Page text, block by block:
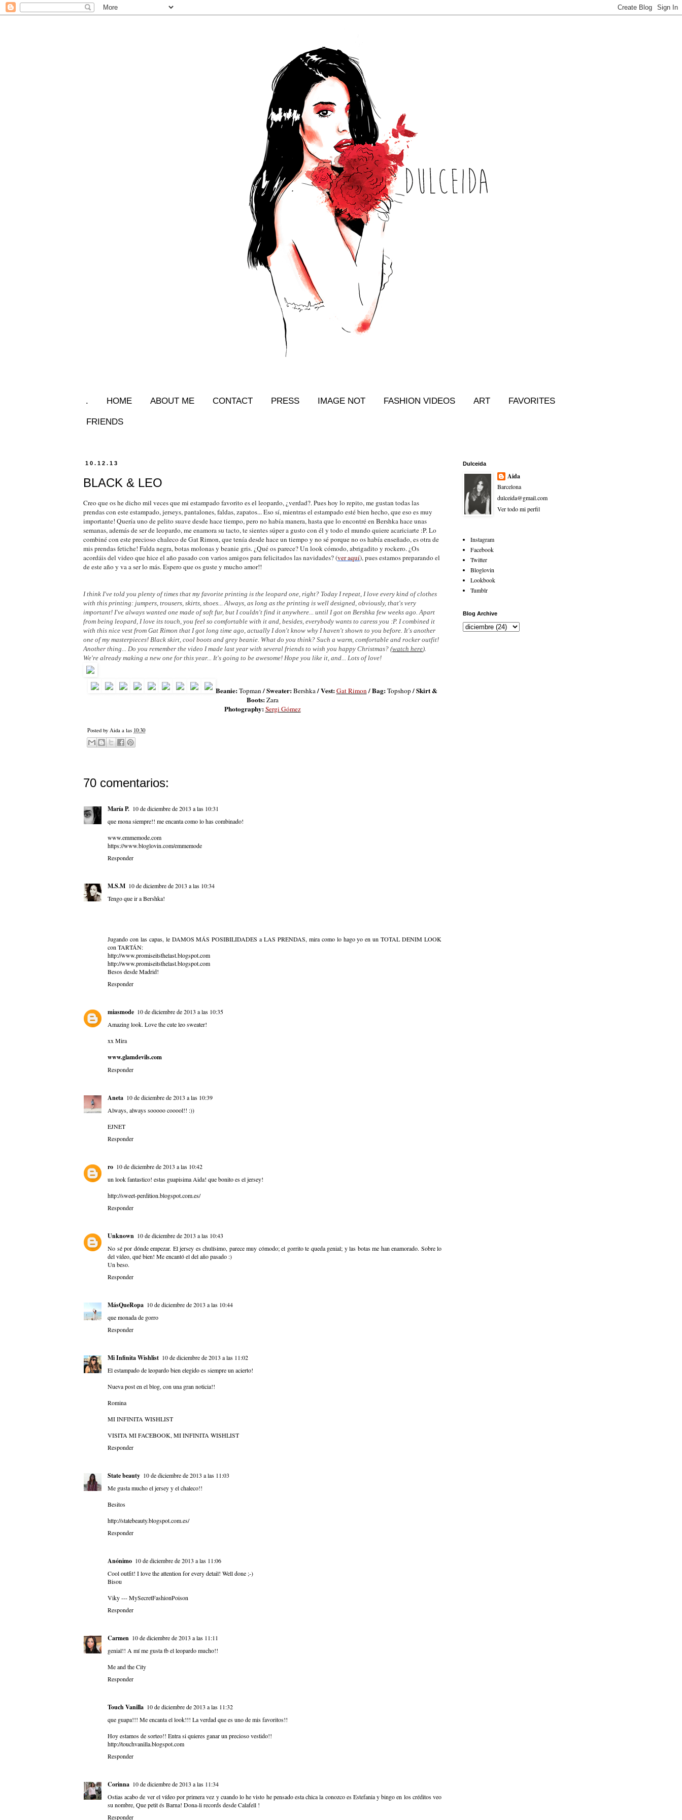
. HOME ABOUT ME CONTACT PRESS IMAGE NOT FASHION VIDEOS ART FAVORITES
FRIENDS
10.12.13
BLACK & LEO
Creo que os he dicho mil veces que mi estampado favorito es el leopardo, ¿verdad?. Pues hoy lo repito, me gustan todas las
prendas con este estampado, jerseys, pantalones, faldas, zapatos... Eso sí, mientras el estampado esté bien hecho, que eso es muy
importante! Quería uno de pelito suave desde hace tiempo, pero no había manera, hasta que lo encontré en Bershka hace unas
semanas, además de ser de leopardo, me enamora su tacto, te sientes súper a gusto con él y todo el mundo quiere acariciarte :P. Lo
combiné con este precioso chaleco de Gat Rimon, que tenía desde hace un tiempo y no sé porque no os había enseñado, es otra de
mis prendas fetiche! Falda negra, botas molonas y beanie gris. ¿Qué os parece? Un look cómodo, abrigadito y rockero. ¿Os
acordáis del video que hice el año pasado con varios amigos para felicitados las navidades? (ver aquí), pues estamos preparando el
de este año y va a ser lo más. Espero que os guste y mucho amor!!
I think I've told you plenty of times that my favorite printing is the leopard one, right? Today I repeat, I love every kind of clothes
with this printing: jumpers, trousers, skirts, shoes... Always, as long as the printing is well designed, obviously, that's very
important! I've always wanted one made of soft fur, but I couldn't find it anywhere... until I got on Bershka few weeks ago. Apart
from being leopard, I love its touch, you feel so comfortable with it and, besides, everybody wants to caress you :P. I combined it
with this nice vest from Gat Rimon that I got long time ago, actually I don't know why I haven't shown to you before. It's another
one of my masterpieces! Black skirt, cool boots and grey beanie. What do you think? Such a warm, comfortable and rocker outfit!
Another thing... Do you remember the video I made last year with several friends to wish you happy Christmas? (watch here).
We're already making a new one for this year... It's going to be awesome! Hope you like it, and... Lots of love!
Beanie:Topman/ Sweater:Bershka/ Vest:Gat Rimon/ Bag:Topshop/ Skirt &
Boots:Zara
Photography:Sergi Gómez
Posted by Aida a las 10:30
70 comentarios:
María P. 10 de diciembre de 2013 a las 10:31
que mona siempre!! me encanta como lo has combinado!
www.emmemode.com
https://www.bloglovin.com/emmemode
Responder
M.S.M 10 de diciembre de 2013 a las 10:34
Tengo que ir a Bershka!
Jugando con las capas, le DAMOS MÁS POSIBILIDADES a LAS PRENDAS, mira como lo hago yo en un TOTAL DENIM LOOK
con TARTÁN:
http://www.promiseitsthelast.blogspot.com
http://www.promiseitsthelast.blogspot.com
Besos desde Madrid!
Responder
miasmode 10 de diciembre de 2013 a las 10:35
Amazing look. Love the cute leo sweater!
xx Mira
www.glamdevils.com
Responder
Aneta 10 de diciembre de 2013 a las 10:39
Always, always sooooo cooool!! :))
EJNET
Responder
ro 10 de diciembre de 2013 a las 10:42
un look fantastico! estas guapisima Aida! que bonito es el jersey!
http://sweet-perdition.blogspot.com.es/
Responder
Unknown 10 de diciembre de 2013 a las 10:43
No sé por dónde empezar. El jersey es chulísimo, parece muy cómodo; el gorrito te queda genial; y las botas me han enamorado. Sobre lo
del vídeo, qué bien! Me encantó el del año pasado :)
Un beso.
Responder
MásQueRopa 10 de diciembre de 2013 a las 10:44
que monada de gorro
Responder
Mi Infinita Wishlist 10 de diciembre de 2013 a las 11:02
El estampado de leopardo bien elegido es siempre un acierto!
Nueva post en el blog, con una gran noticia!!
Romina
MI INFINITA WISHLIST
VISITA MI FACEBOOK, MI INFINITA WISHLIST
Responder
State beauty 10 de diciembre de 2013 a las 11:03
Me gusta mucho el jersey y el chaleco!!
Besitos
http://statebeauty.blogspot.com.es/
Responder
Anónimo 10 de diciembre de 2013 a las 11:06
Cool outfit! I love the attention for every detail! Well done ;-)
Bisou
Viky ---MySecretFashionPoison
Responder
Carmen 10 de diciembre de 2013 a las 11:11
genial!! A mí me gusta tb el leopardo mucho!!
Me and the City
Responder
Touch Vanilla 10 de diciembre de 2013 a las 11:32
que guapa!!! Me encanta el look!!! La verdad que es uno de mis favoritos!!
Hoy estamos de sorteo!! Entra si quieres ganar un precioso vestido!!
http://touchvanilla.blogspot.com
Responder
Corinna 10 de diciembre de 2013 a las 11:34
Ostias acabo de ver el vídeo por primera vez y cuando lo he visto he pensado esta chica la conozco es Estefania y bingo en los créditos veo
su nombre, Que petit és Barna! Dona-li records desde Calafell !
Responder
Dulceida
Aida
Barcelona
dulceida@gmail.com
Ver todo mi perfil
Instagram
Facebook
Twitter
Bloglovin
Lookbook
Tumblr
Blog Archive